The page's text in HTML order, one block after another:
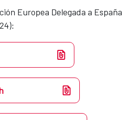
Europea Delegada a España